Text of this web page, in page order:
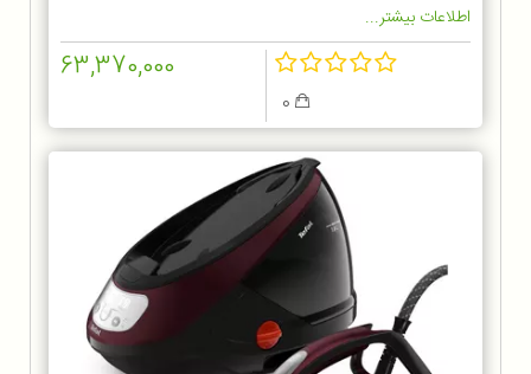
اطلاعات بیشتر...
63,370,000